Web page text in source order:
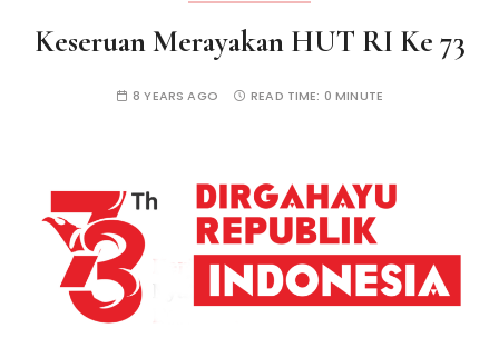
Keseruan Merayakan HUT RI Ke 73
8 YEARS AGO READ TIME: 0 MINUTE